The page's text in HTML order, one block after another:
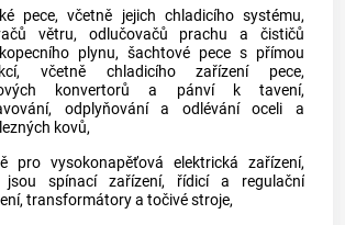
pece, včetně jejich chladicího systému,
větru, odlučovačů prachu a čističů
plynu, šachtové pece s přímou
včetně chladicího zařízení pece,
konvertorů a pánví k tavení,
odplyňování a odlévání oceli a
kovů,
pro vysokonapěťová elektrická zařízení,
jsou spínací zařízení, řídicí a regulační
transformátory a točivé stroje,